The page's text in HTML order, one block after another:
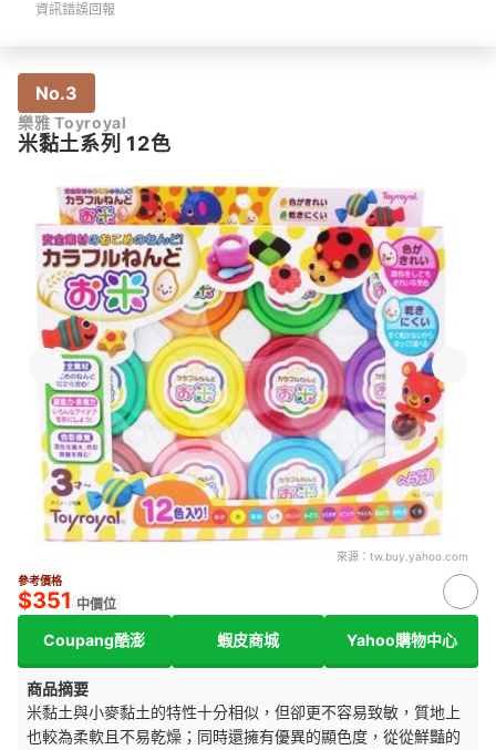
資訊錯誤回報
No.3
樂雅 Toyroyal
米黏土系列 12色
來源： tw.buy.yahoo.com
參考價格
$351 中價位
Coupang酷澎 蝦皮商城 Yahoo購物中心
商品摘要
米黏土與小麥黏土的特性十分相似，但卻更不容易致敏，質地上
也較為柔軟且不易乾燥；同時還擁有優異的顯色度，從從鮮豔的